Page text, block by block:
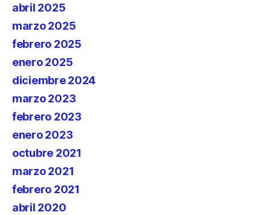
abril 2025
marzo 2025
febrero 2025
enero 2025
diciembre 2024
marzo 2023
febrero 2023
enero 2023
octubre 2021
marzo 2021
febrero 2021
abril 2020